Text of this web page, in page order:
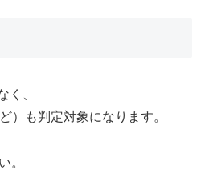
く、
）も判定対象になります。
。